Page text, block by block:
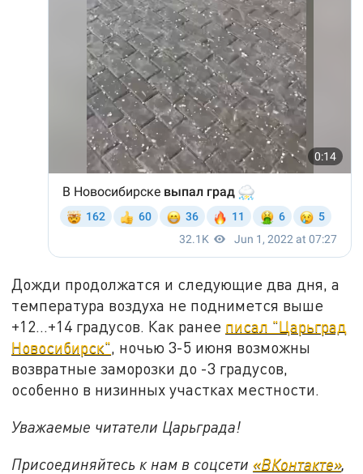
Дожди продолжатся и следующие два дня, а
температура воздуха не поднимется выше
+12…+14 градусов. Как ранее писал "Царьград
Новосибирск", ночью 3-5 июня возможны
возвратные заморозки до -3 градусов,
особенно в низинных участках местности.
Уважаемые читатели Царьграда!
Присоединяйтесь к нам в соцсети «ВКонтакте»,